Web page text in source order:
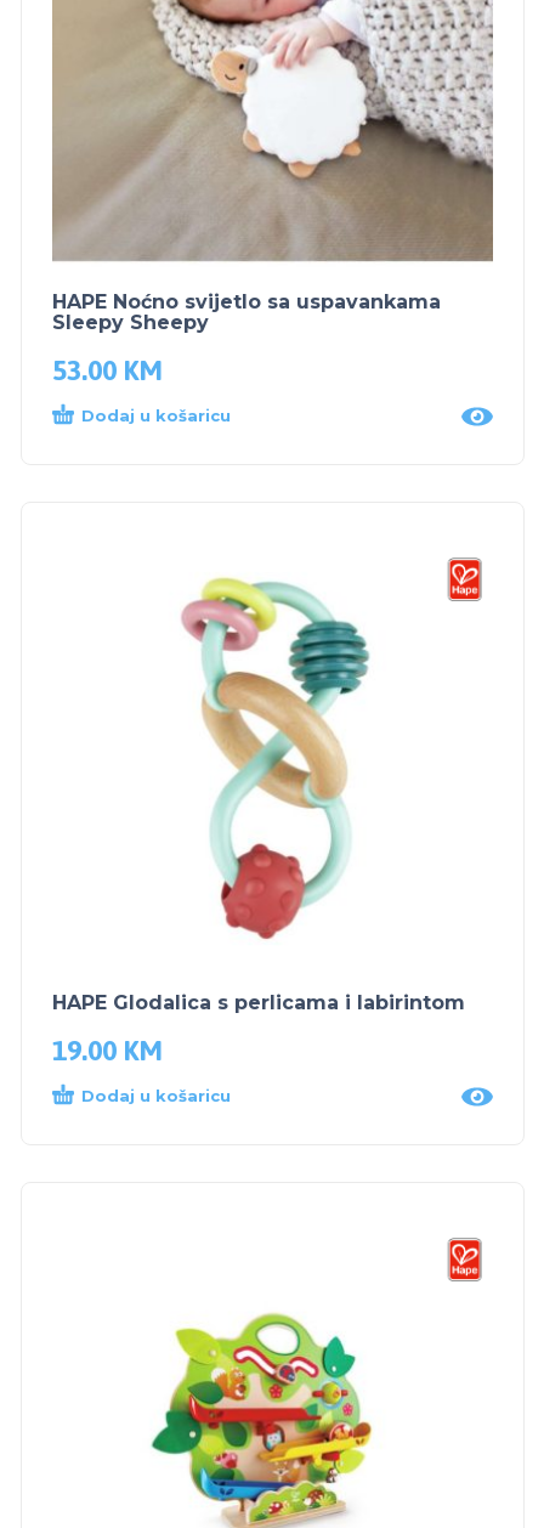
HAPE Noćno svijetlo sa uspavankama
Sleepy Sheepy
53.00 KM
Dodaj u košaricu
HAPE Glodalica s perlicama i labirintom
19.00 KM
Dodaj u košaricu